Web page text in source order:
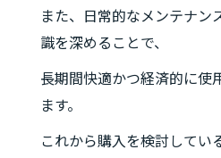
また、日常的なメンテナン
識を深めることで、
長期間快適かつ経済的に使
ます。
これから購入を検討してい